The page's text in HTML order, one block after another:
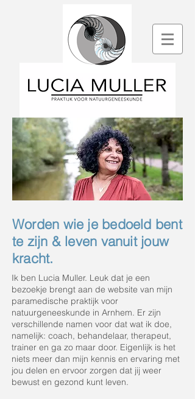
Worden wie je bedoeld bent
te zijn & leven vanuit jouw
kracht.
Ik ben Lucia Muller. Leuk dat je een
bezoekje brengt aan de website van mijn
paramedische praktijk voor
natuurgeneeskunde in Arnhem. Er zijn
verschillende namen voor dat wat ik doe,
namelijk: coach, behandelaar, therapeut,
trainer en ga zo maar door. Eigenlijk is het
niets meer dan mijn kennis en ervaring met
jou delen en ervoor zorgen dat jij weer
bewust en gezond kunt leven.